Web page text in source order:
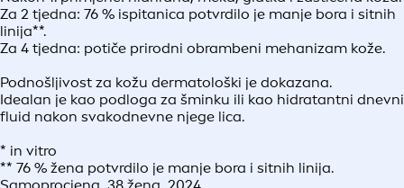
Za 2 tjedna: 76 % ispitanica potvrdilo je manje bora i sitnih
linija**.
Za 4 tjedna: potiče prirodni obrambeni mehanizam kože.
Podnošljivost za kožu dermatološki je dokazana.
Idealan je kao podloga za šminku ili kao hidratantni dnevni
fluid nakon svakodnevne njege lica.
* in vitro
** 76 % žena potvrdilo je manje bora i sitnih linija.